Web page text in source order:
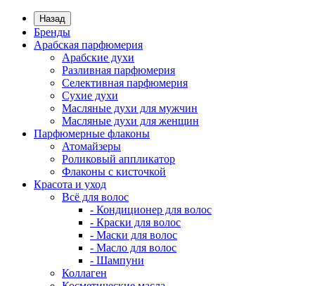
Назад
Бренды
Арабская парфюмерия
Арабские духи
Разливная парфюмерия
Селективная парфюмерия
Сухие духи
Масляные духи для мужчин
Масляные духи для женщин
Парфюмерные флаконы
Атомайзеры
Роликовый аппликатор
Флаконы с кисточкой
Красота и уход
Всё для волос
- Кондиционер для волос
- Краски для волос
- Маски для волос
- Масло для волос
- Шампуни
Коллаген